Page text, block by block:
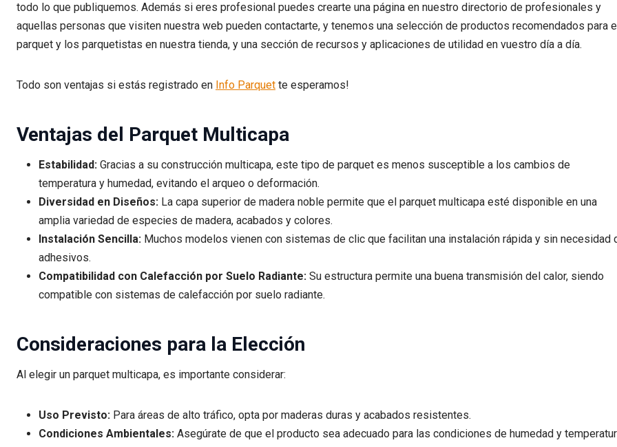
todo lo que publiquemos. Además si eres profesional puedes crearte una página en nuestro directorio de profesionales y
aquellas personas que visiten nuestra web pueden contactarte, y tenemos una selección de productos recomendados para
parquet y los parquetistas en nuestra tienda, y una sección de recursos y aplicaciones de utilidad en vuestro día a día.
Todo son ventajas si estás registrado en Info Parquet te esperamos!
Ventajas del Parquet Multicapa
Estabilidad: Gracias a su construcción multicapa, este tipo de parquet es menos susceptible a los cambios de
temperatura y humedad, evitando el arqueo o deformación.
Diversidad en Diseños: La capa superior de madera noble permite que el parquet multicapa esté disponible en una
amplia variedad de especies de madera, acabados y colores.
Instalación Sencilla: Muchos modelos vienen con sistemas de clic que facilitan una instalación rápida y sin necesidad
adhesivos.
Compatibilidad con Calefacción por Suelo Radiante: Su estructura permite una buena transmisión del calor, siendo
compatible con sistemas de calefacción por suelo radiante.
Consideraciones para la Elección
Al elegir un parquet multicapa, es importante considerar:
Uso Previsto: Para áreas de alto tráfico, opta por maderas duras y acabados resistentes.
Condiciones Ambientales: Asegúrate de que el producto sea adecuado para las condiciones de humedad y